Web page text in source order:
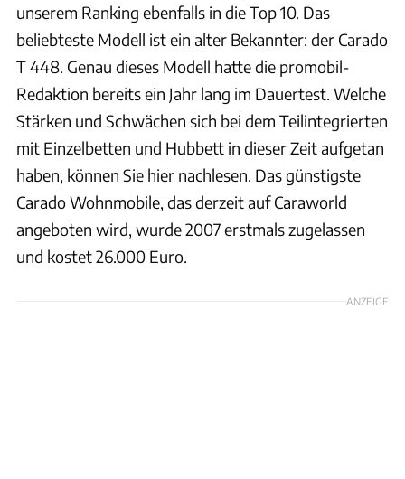
unserem Ranking ebenfalls in die Top 10. Das
beliebteste Modell ist ein alter Bekannter: der Carado
T 448. Genau dieses Modell hatte die promobil-
Redaktion bereits ein Jahr lang im Dauertest. Welche
Stärken und Schwächen sich bei dem Teilintegrierten
mit Einzelbetten und Hubbett in dieser Zeit aufgetan
haben, können Sie hier nachlesen. Das günstigste
Carado Wohnmobile, das derzeit auf Caraworld
angeboten wird, wurde 2007 erstmals zugelassen
und kostet 26.000 Euro.
ANZEIGE